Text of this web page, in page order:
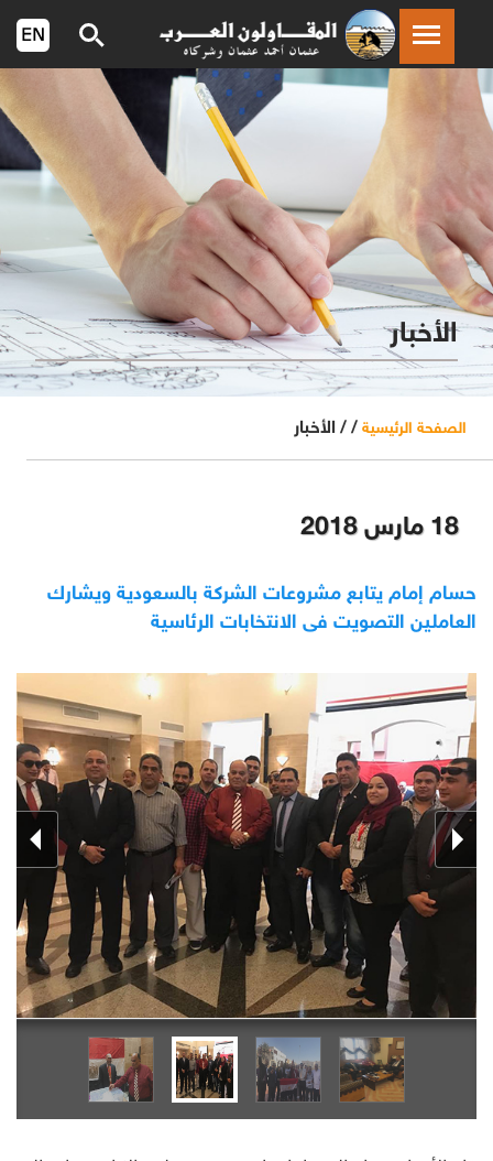
الأخبار
الصفحة الرئيسية / / الأخبار
18 مارس 2018
حسام إمام يتابع مشروعات الشركة بالسعودية ويشارك
العاملين التصويت فى الانتخابات الرئاسية